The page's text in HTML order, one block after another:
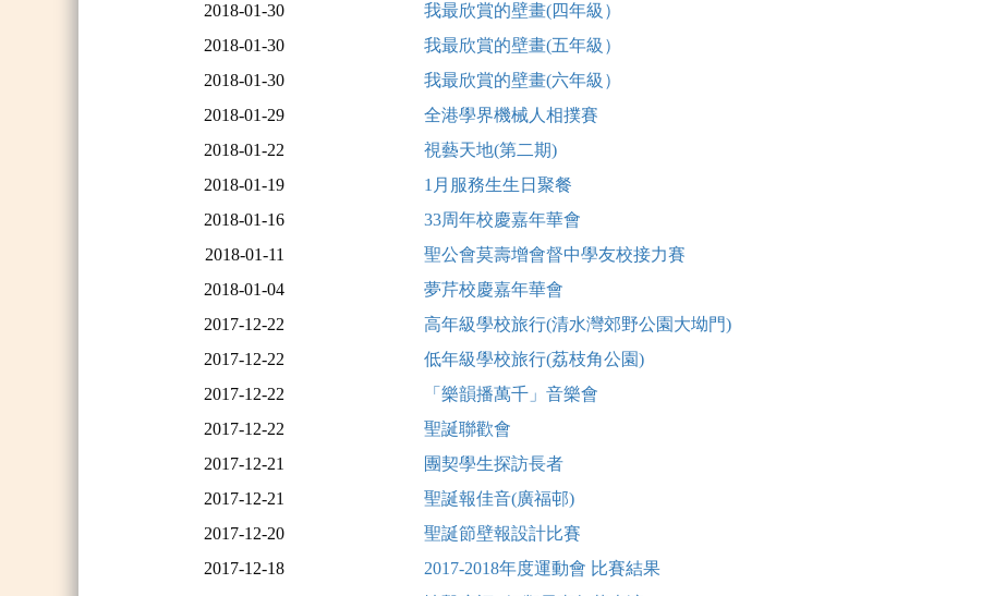
2018-01-30
我最欣賞的壁畫(四年級）
2018-01-30
我最欣賞的壁畫(五年級）
2018-01-30
我最欣賞的壁畫(六年級）
2018-01-29
全港學界機械人相撲賽
2018-01-22
視藝天地(第二期)
2018-01-19
1月服務生生日聚餐
2018-01-16
33周年校慶嘉年華會
2018-01-11
聖公會莫壽增會督中學友校接力賽
2018-01-04
夢芹校慶嘉年華會
2017-12-22
高年級學校旅行(清水灣郊野公園大坳門)
2017-12-22
低年級學校旅行(荔枝角公園)
2017-12-22
「樂韻播萬千」音樂會
2017-12-22
聖誕聯歡會
2017-12-21
團契學生探訪長者
2017-12-21
聖誕報佳音(廣福邨)
2017-12-20
聖誕節壁報設計比賽
2017-12-18
2017-2018年度運動會 比賽結果